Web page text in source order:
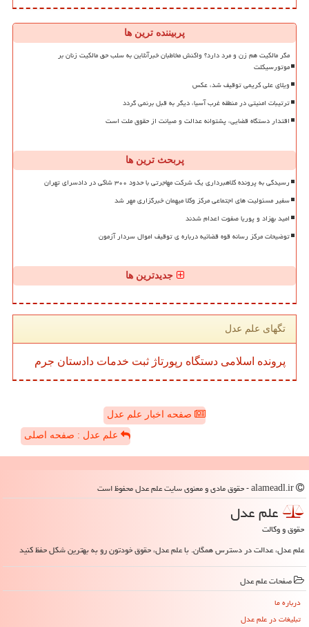
پربیننده ترین ها
مگر مالکیت هم زن و مرد دارد؟ واکنش مخاطبان خبرآنلاین به سلب حق مالکیت زنان بر
موتورسیکلت
ویلای علی کریمی توقیف شد، عکس
ترتیبات امنیتی در منطقه غرب آسیا، دیگر به قبل برنمی گردد
اقتدار دستگاه قضایی، پشتوانه عدالت و صیانت از حقوق ملت است
پربحث ترین ها
رسیدگی به پرونده کلاهبرداری یک شرکت مهاجرتی با حدود ۳۰۰ شاکی در دادسرای تهران
سفیر مسئولیت های اجتماعی مرکز وکلا میهمان خبرگزاری مهر شد
امید بهزاد و پوریا صفوت اعدام شدند
توضیحات مرکز رسانه قوه قضائیه درباره ی توقیف اموال سردار آزمون
جدیدترین ها
تگهای علم عدل
پرونده اسلامی دستگاه رپورتاژ ثبت خدمات دادستان جرم
صفحه اخبار علم عدل
علم عدل : صفحه اصلی
علم عدل
حقوق و وکالت
علم عدل، عدالت در دسترس همگان. با علم عدل، حقوق خودتون رو به بهترین شکل حفظ کنید
صفحات علم عدل
درباره ما
تبلیغات در علم عدل